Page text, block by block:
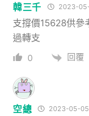
韓三千 2023-
支撐價15628供參
過轉支
0 回覆
空總 2023-05-05